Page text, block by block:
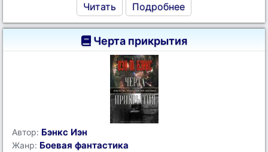
Читать Подробнее
Черта прикрытия
Автор: Бэнкс Иэн
Жанр: Боевая фантастика